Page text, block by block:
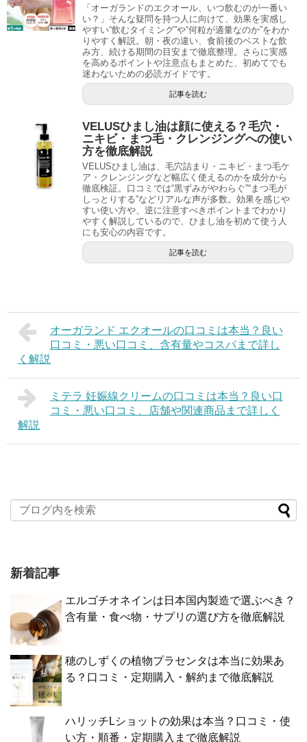
「オーガランドのエクオール、いつ飲むのが一番い
い？」そんな疑問を持つ人に向けて、効果を実感し
やすい“飲むタイミング”や“何粒が適量なのか”をわか
りやすく解説。朝・夜の違い、食前後のベストな飲
み方、続ける期間の目安まで徹底整理。さらに実感
を高めるポイントや注意点もまとめた、初めてでも
迷わないための必読ガイドです。
記事を読む
VELUSひまし油は顔に使える？毛穴・
ニキビ・まつ毛・クレンジングへの使い
方を徹底解説
VELUSひまし油は、毛穴詰まり・ニキビ・まつ毛ケ
ア・クレンジングなど幅広く使えるのかを成分から
徹底検証。口コミでは“黒ずみがやわらぐ”“まつ毛が
しっとりする”などリアルな声が多数。効果を感じや
すい使い方や、逆に注意すべきポイントまでわかり
やすく解説しているので、ひまし油を初めて使う人
にも安心の内容です。
記事を読む
オーガランド エクオールの口コミは本当？良い
口コミ・悪い口コミ、含有量やコスパまで詳し
く解説
ミテラ 妊娠線クリームの口コミは本当？良い口
コミ・悪い口コミ、店舗や関連商品まで詳しく
解説
新着記事
エルゴチオネインは日本国内製造で選ぶべき？
含有量・食べ物・サプリの選び方を徹底解説
穂のしずくの植物プラセンタは本当に効果あ
る？口コミ・定期購入・解約まで徹底解説
ハリッチLショットの効果は本当？口コミ・使
い方・順番・定期購入まで徹底解説